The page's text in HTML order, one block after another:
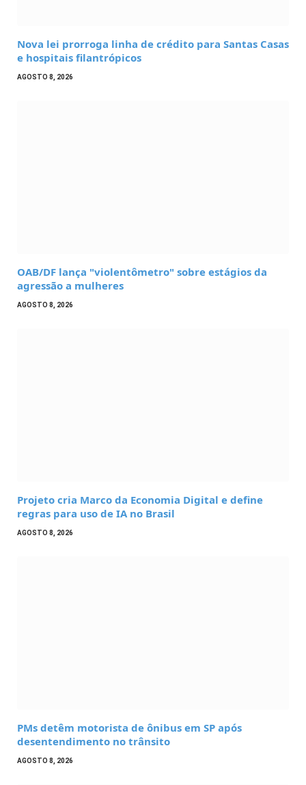
Nova lei prorroga linha de crédito para Santas Casas
e hospitais filantrópicos
AGOSTO 8, 2026
OAB/DF lança "violentômetro" sobre estágios da
agressão a mulheres
AGOSTO 8, 2026
Projeto cria Marco da Economia Digital e define
regras para uso de IA no Brasil
AGOSTO 8, 2026
PMs detêm motorista de ônibus em SP após
desentendimento no trânsito
AGOSTO 8, 2026